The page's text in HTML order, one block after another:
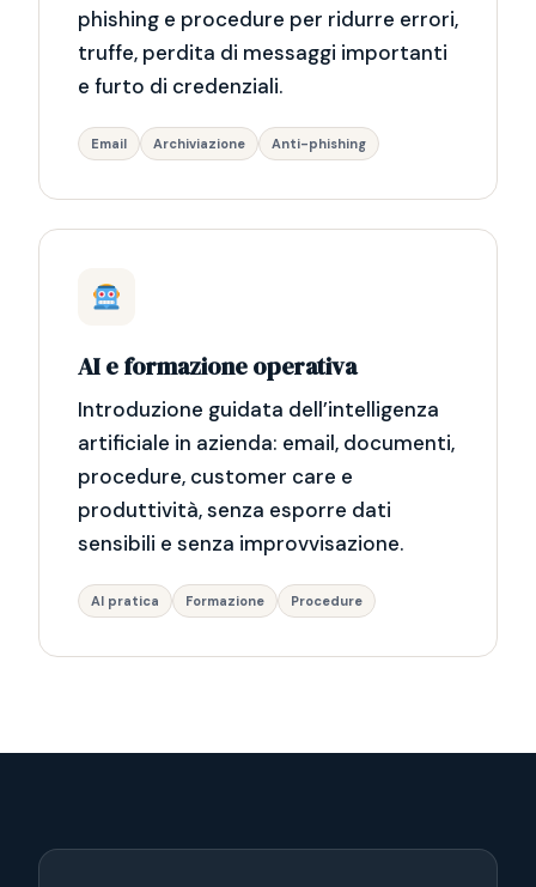
phishing e procedure per ridurre errori,
truffe, perdita di messaggi importanti
e furto di credenziali.
Email Archiviazione Anti-phishing
AI e formazione operativa
Introduzione guidata dell’intelligenza
artificiale in azienda: email, documenti,
procedure, customer care e
produttività, senza esporre dati
sensibili e senza improvvisazione.
AI pratica Formazione Procedure